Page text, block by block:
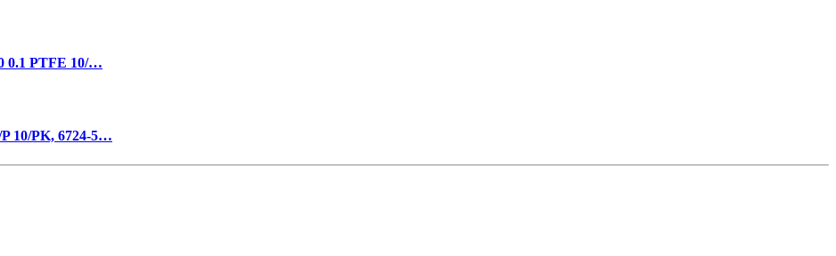
0.1 PTFE 10/…
10/PK, 6724-5…